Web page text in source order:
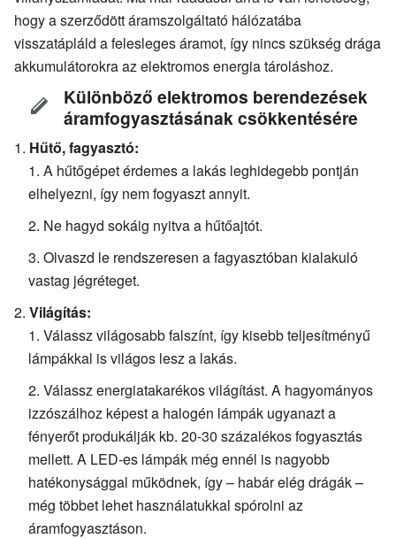
hogy a szerződött áramszolgáltató hálózatába
visszatápláld a felesleges áramot, így nincs szükség drága
akkumulátorokra az elektromos energia tároláshoz.
Különböző elektromos berendezések
áramfogyasztásának csökkentésére
Hűtő, fagyasztó:
A hűtőgépet érdemes a lakás leghidegebb pontján
elhelyezni, így nem fogyaszt annyit.
Ne hagyd sokáig nyitva a hűtőajtót.
Olvaszd le rendszeresen a fagyasztóban kialakuló
vastag jégréteget.
Világítás:
Válassz világosabb falszínt, így kisebb teljesítményű
lámpákkal is világos lesz a lakás.
Válassz energiatakarékos világítást. A hagyományos
izzószálhoz képest a halogén lámpák ugyanazt a
fényerőt produkálják kb. 20-30 százalékos fogyasztás
mellett. A LED-es lámpák még ennél is nagyobb
hatékonysággal működnek, így – habár elég drágák –
még többet lehet használatukkal spórolni az
áramfogyasztáson.